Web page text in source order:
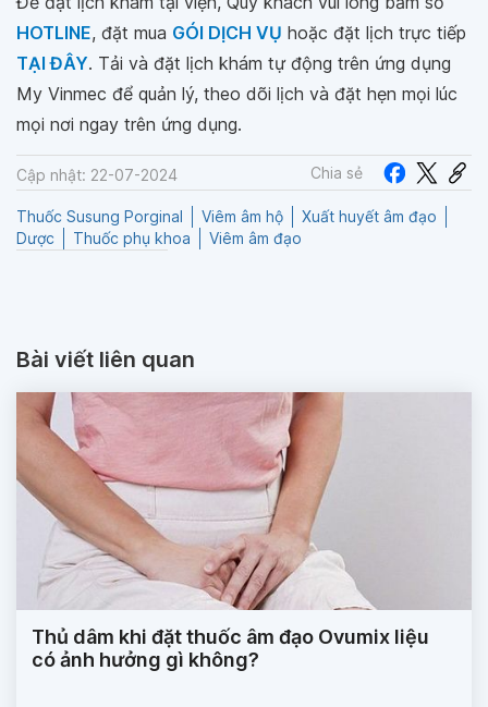
HOTLINE, đặt mua GÓI DỊCH VỤ hoặc đặt lịch trực tiếp
TẠI ĐÂY. Tải và đặt lịch khám tự động trên ứng dụng
My Vinmec để quản lý, theo dõi lịch và đặt hẹn mọi lúc
mọi nơi ngay trên ứng dụng.
Cập nhật: 22-07-2024 Chia sẻ
Thuốc Susung Porginal Viêm âm hộ
Xuất huyết âm đạo
Dược
Thuốc phụ khoa Viêm âm đạo
Bài viết liên quan
Thủ dâm khi đặt thuốc âm đạo Ovumix liệu
có ảnh hưởng gì không?